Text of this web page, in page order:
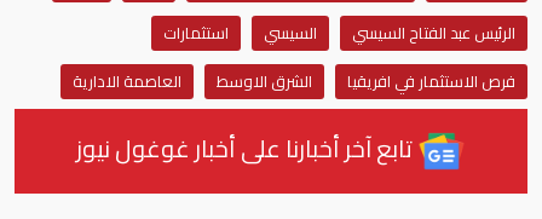
الرئيس عبد الفتاح السيسي
السيسي
استثمارات
فرص الاستثمار في افريقيا
الشرق الاوسط العاصمة الادارية
تابع آخر أخبارنا على أخبار غوغول نيوز